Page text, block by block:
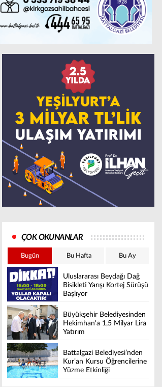
ÇOK OKUNANLAR
Bugün Bu Hafta Bu Ay
Uluslararası Beydağı Dağ
Bisikleti Yarışı Kortej Sürüşü
Başlıyor
Büyükşehir Belediyesinden
Hekimhan'a 1,5 Milyar Lira
Yatırım
Battalgazi Belediyesi’nden
Kur’an Kursu Öğrencilerine
Yüzme Etkinliği